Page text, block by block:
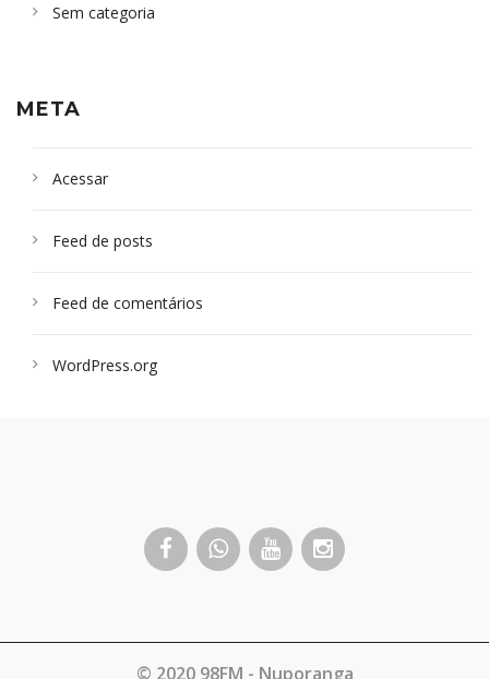
Sem categoria
META
Acessar
Feed de posts
Feed de comentários
WordPress.org
© 2020 98FM - Nuporanga